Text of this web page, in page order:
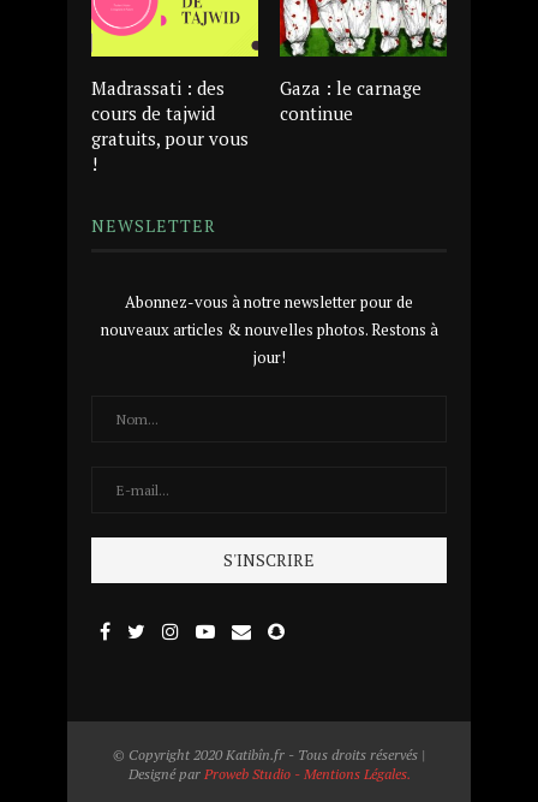
Madrassati : des
cours de tajwid
gratuits, pour vous
!
Gaza : le carnage
continue
NEWSLETTER
Abonnez-vous à notre newsletter pour de
nouveaux articles & nouvelles photos. Restons à
jour!
© Copyright 2020 Katibîn.fr - Tous droits réservés |
Designé par Proweb Studio - Mentions Légales.